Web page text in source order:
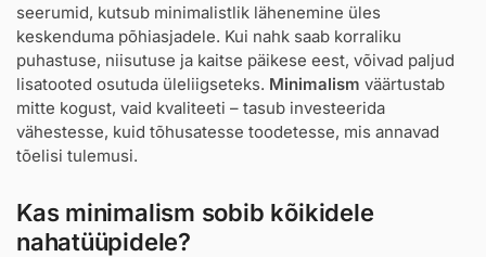
seerumid, kutsub minimalistlik lähenemine üles
keskenduma põhiasjadele. Kui nahk saab korraliku
puhastuse, niisutuse ja kaitse päikese eest, võivad paljud
lisatooted osutuda üleliigseteks. Minimalism väärtustab
mitte kogust, vaid kvaliteeti – tasub investeerida
vähestesse, kuid tõhusatesse toodetesse, mis annavad
tõelisi tulemusi.
Kas minimalism sobib kõikidele
nahatüüpidele?